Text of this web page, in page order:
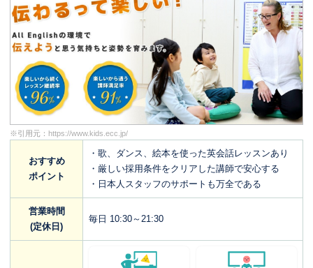
※引用元： https://www.kids.ecc.jp/
おすすめ
ポイント
・歌、ダンス、絵本を使った英会話レッスンあり
・厳しい採用条件をクリアした講師で安心する
・日本人スタッフのサポートも万全である
営業時間
(定休日)
毎日 10:30～21:30